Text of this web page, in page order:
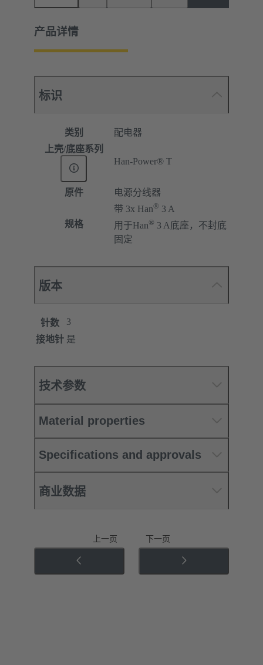
产品详情
标识
类别
配电器
上壳/底座系列
Han-Power® T
原件 电源分线器
规格
带 3x Han® 3 A
用于Han® 3 A底座，不封底
固定
版本
针数
3
接地针 是
技术参数
Material properties
Specifications and approvals
商业数据
上一页 下一页